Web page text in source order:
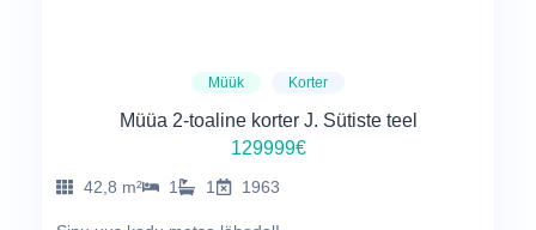
Müük Korter
Müüa 2-toaline korter J. Sütiste teel
129999€
42,8 m² 1 1 1963